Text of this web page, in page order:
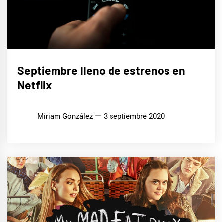
SERIES
Y TV
Septiembre lleno de estrenos en
Netflix
Miriam González 3 septiembre 2020